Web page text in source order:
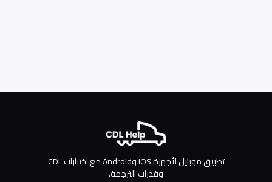
تطبيق موبايل لأجهزة iOS وAndroid مع اختبارات CDL
وقدرات الترجمة.